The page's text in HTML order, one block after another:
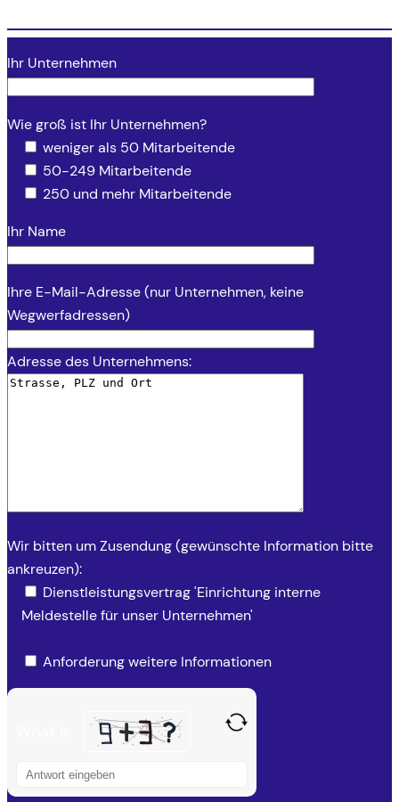
Ihr Unternehmen
Wie groß ist Ihr Unternehmen?
weniger als 50 Mitarbeitende
50-249 Mitarbeitende
250 und mehr Mitarbeitende
Ihr Name
Ihre E-Mail-Adresse (nur Unternehmen, keine
Wegwerfadressen)
Adresse des Unternehmens:
Wir bitten um Zusendung (gewünschte Information bitte
ankreuzen):
Dienstleistungsvertrag 'Einrichtung interne
Meldestelle für unser Unternehmen'
Anforderung weitere Informationen